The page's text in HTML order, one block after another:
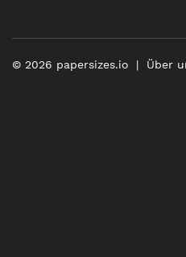
© 2026 papersizes.io Über